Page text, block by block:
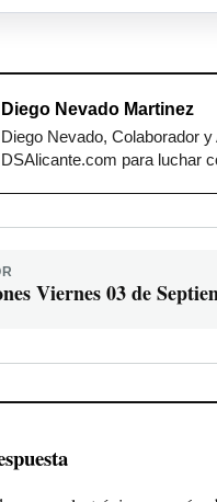
Diego Nevado Martinez
Diego Nevado, Colaborador
DSAlicante.com para luchar
Viernes 03 de